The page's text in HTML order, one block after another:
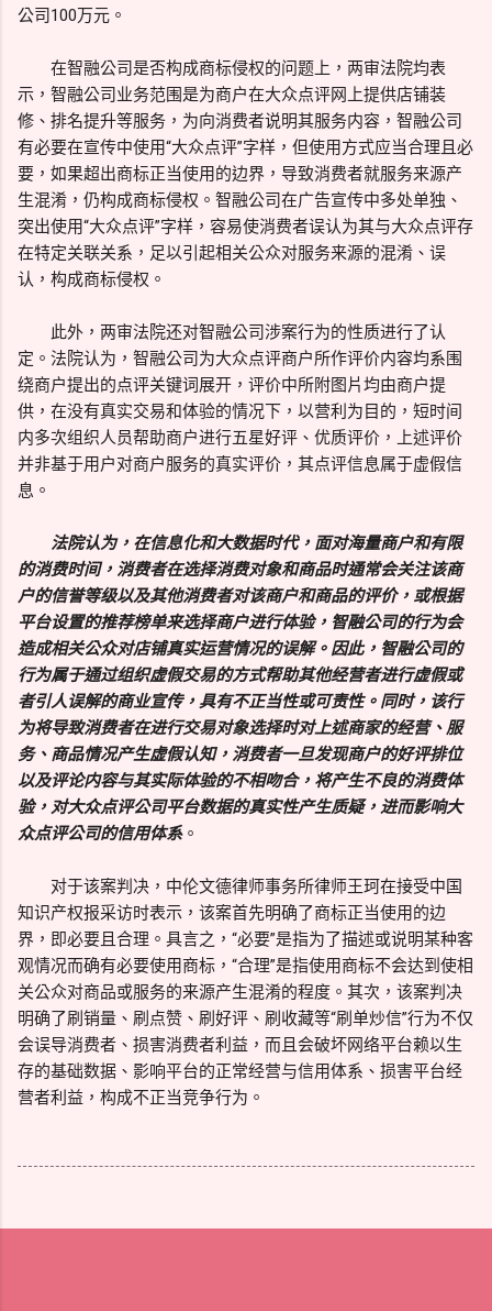
公司100万元。
在智融公司是否构成商标侵权的问题上，两审法院均表
示，智融公司业务范围是为商户在大众点评网上提供店铺装
修、排名提升等服务，为向消费者说明其服务内容，智融公司
有必要在宣传中使用“大众点评”字样，但使用方式应当合理且必
要，如果超出商标正当使用的边界，导致消费者就服务来源产
生混淆，仍构成商标侵权。智融公司在广告宣传中多处单独、
突出使用“大众点评”字样，容易使消费者误认为其与大众点评存
在特定关联关系，足以引起相关公众对服务来源的混淆、误
认，构成商标侵权。
此外，两审法院还对智融公司涉案行为的性质进行了认
定。法院认为，智融公司为大众点评商户所作评价内容均系围
绕商户提出的点评关键词展开，评价中所附图片均由商户提
供，在没有真实交易和体验的情况下，以营利为目的，短时间
内多次组织人员帮助商户进行五星好评、优质评价，上述评价
并非基于用户对商户服务的真实评价，其点评信息属于虚假信
息。
法院认为，在信息化和大数据时代，面对海量商户和有限
的消费时间，消费者在选择消费对象和商品时通常会关注该商
户的信誉等级以及其他消费者对该商户和商品的评价，或根据
平台设置的推荐榜单来选择商户进行体验，智融公司的行为会
造成相关公众对店铺真实运营情况的误解。因此，智融公司的
行为属于通过组织虚假交易的方式帮助其他经营者进行虚假或
者引人误解的商业宣传，具有不正当性或可责性。同时，该行
为将导致消费者在进行交易对象选择时对上述商家的经营、服
务、商品情况产生虚假认知，消费者一旦发现商户的好评排位
以及评论内容与其实际体验的不相吻合，将产生不良的消费体
验，对大众点评公司平台数据的真实性产生质疑，进而影响大
众点评公司的信用体系。
对于该案判决，中伦文德律师事务所律师王珂在接受中国
知识产权报采访时表示，该案首先明确了商标正当使用的边
界，即必要且合理。具言之，“必要”是指为了描述或说明某种客
观情况而确有必要使用商标，“合理”是指使用商标不会达到使相
关公众对商品或服务的来源产生混淆的程度。其次，该案判决
明确了刷销量、刷点赞、刷好评、刷收藏等“刷单炒信”行为不仅
会误导消费者、损害消费者利益，而且会破坏网络平台赖以生
存的基础数据、影响平台的正常经营与信用体系、损害平台经
营者利益，构成不正当竞争行为。